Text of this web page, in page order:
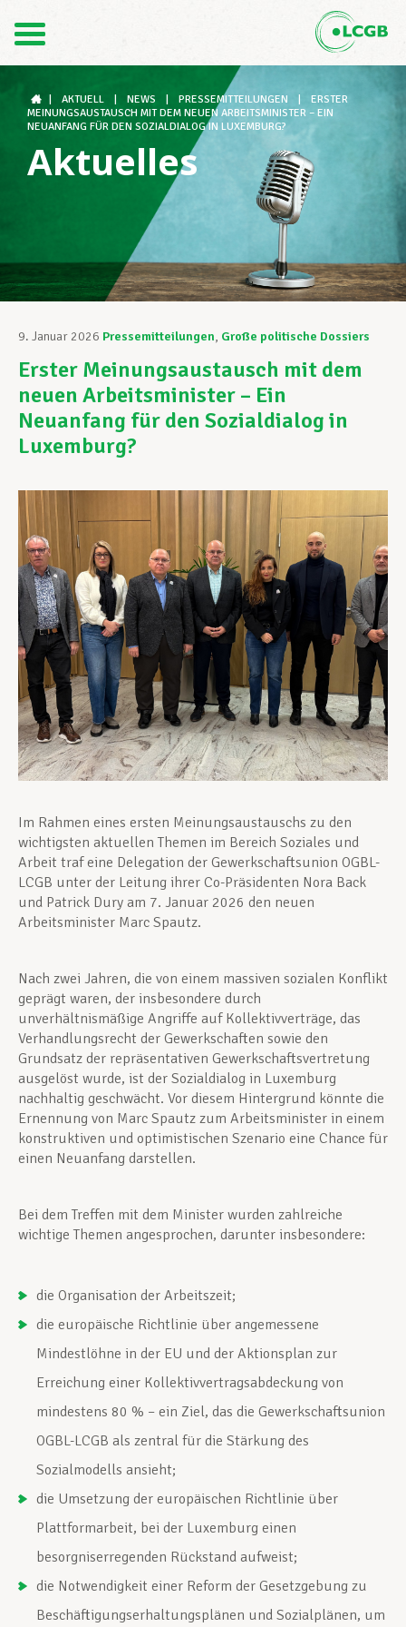
FR
Der LCGB
Gewerkschaftsstrukturen
Unterstützung im Arbeitsalltag
Ihre Rechte
Unterstützung im Privatleben
Berufliche Weiterentwicklung
Mitglied werden
Aktuell
AKTUELL NEWS PRESSEMITTEILUNGEN
ERSTER
MEINUNGSAUSTAUSCH MIT DEM NEUEN ARBEITSMINISTER – EIN
NEUANFANG FÜR DEN SOZIALDIALOG IN LUXEMBURG?
Aktuelles
9. Januar 2026 Pressemitteilungen, Große politische Dossiers
Erster Meinungsaustausch mit dem
neuen Arbeitsminister – Ein
Neuanfang für den Sozialdialog in
Luxemburg?
Im Rahmen eines ersten Meinungsaustauschs zu den
wichtigsten aktuellen Themen im Bereich Soziales und
Arbeit traf eine Delegation der Gewerkschaftsunion OGBL-
LCGB unter der Leitung ihrer Co-Präsidenten Nora Back
und Patrick Dury am 7. Januar 2026 den neuen
Arbeitsminister Marc Spautz.
Nach zwei Jahren, die von einem massiven sozialen Konflikt
geprägt waren, der insbesondere durch
unverhältnismäßige Angriffe auf Kollektivverträge, das
Verhandlungsrecht der Gewerkschaften sowie den
Grundsatz der repräsentativen Gewerkschaftsvertretung
ausgelöst wurde, ist der Sozialdialog in Luxemburg
nachhaltig geschwächt. Vor diesem Hintergrund könnte die
Ernennung von Marc Spautz zum Arbeitsminister in einem
konstruktiven und optimistischen Szenario eine Chance für
einen Neuanfang darstellen.
Bei dem Treffen mit dem Minister wurden zahlreiche
wichtige Themen angesprochen, darunter insbesondere:
die Organisation der Arbeitszeit;
die europäische Richtlinie über angemessene
Mindestlöhne in der EU und der Aktionsplan zur
Erreichung einer Kollektivvertragsabdeckung von
mindestens 80 % – ein Ziel, das die Gewerkschaftsunion
OGBL-LCGB als zentral für die Stärkung des
Sozialmodells ansieht;
die Umsetzung der europäischen Richtlinie über
Plattformarbeit, bei der Luxemburg einen
besorgniserregenden Rückstand aufweist;
die Notwendigkeit einer Reform der Gesetzgebung zu
Beschäftigungserhaltungsplänen und Sozialplänen, um